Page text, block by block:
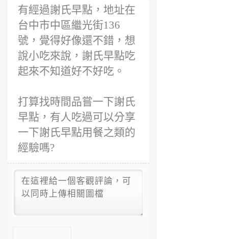
有經過謝氏早點，地址在
台中市中區繼光街136
號，覺得好像還不錯，想
說小吃來說，謝氏早點吃
起來不知道好不好吃。
打算找時間品嘗一下謝氏
早點，有人吃過可以分享
一下謝氏早點用餐之類的
經驗嗎?